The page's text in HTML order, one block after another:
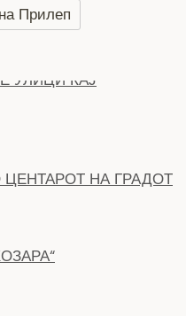
Прилеп
НА ГРАДОТ